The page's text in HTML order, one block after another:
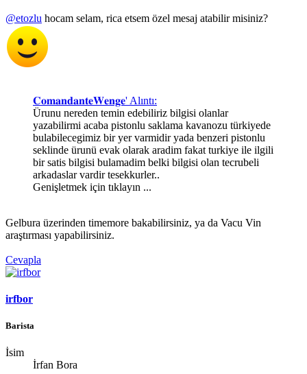
@etozlu hocam selam, rica etsem özel mesaj atabilir misiniz?
𝐂𝐨𝐦𝐚𝐧𝐝𝐚𝐧𝐭𝐞𝐖𝐞𝐧𝐠𝐞' Alıntı:
Ürunu nereden temin edebiliriz bilgisi olanlar
yazabilirmi acaba pistonlu saklama kavanozu türkiyede
bulabilecegimiz bir yer varmidir yada benzeri pistonlu
seklinde ürunü evak olarak aradim fakat turkiye ile ilgili
bir satis bilgisi bulamadim belki bilgisi olan tecrubeli
arkadaslar vardir tesekkurler..
Genişletmek için tıklayın ...
Gelbura üzerinden timemore bakabilirsiniz, ya da Vacu Vin
araştırması yapabilirsiniz.
Cevapla
irfbor
Barista
İsim
İrfan Bora